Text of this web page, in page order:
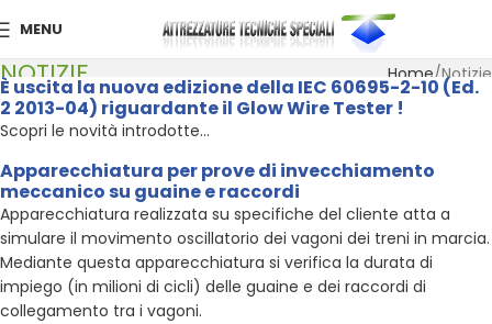
MENU
NOTIZIE Home Notizie
È uscita la nuova edizione della IEC 60695-2-10 (Ed.
2 2013-04) riguardante il Glow Wire Tester !
Scopri le novità introdotte...
Apparecchiatura per prove di invecchiamento
meccanico su guaine e raccordi
Apparecchiatura realizzata su specifiche del cliente atta a
simulare il movimento oscillatorio dei vagoni dei treni in marcia.
Mediante questa apparecchiatura si verifica la durata di
impiego (in milioni di cicli) delle guaine e dei raccordi di
collegamento tra i vagoni.